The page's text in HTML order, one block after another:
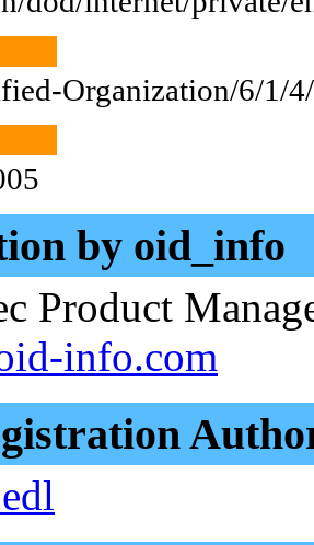
Organization/6/1/
by oid_info
Product
info.com